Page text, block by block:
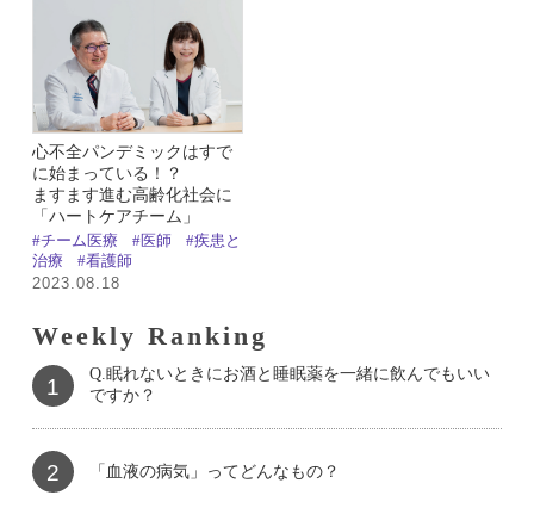
心不全パンデミックはすで
に始まっている！？
ますます進む高齢化社会に
「ハートケアチーム」
#チーム医療 #医師
#疾患と
治療
#看護師
2023.08.18
Weekly Ranking
1
Q.眠れないときにお酒と睡眠薬を一緒に飲んでもいい
ですか？
2 「血液の病気」ってどんなもの？